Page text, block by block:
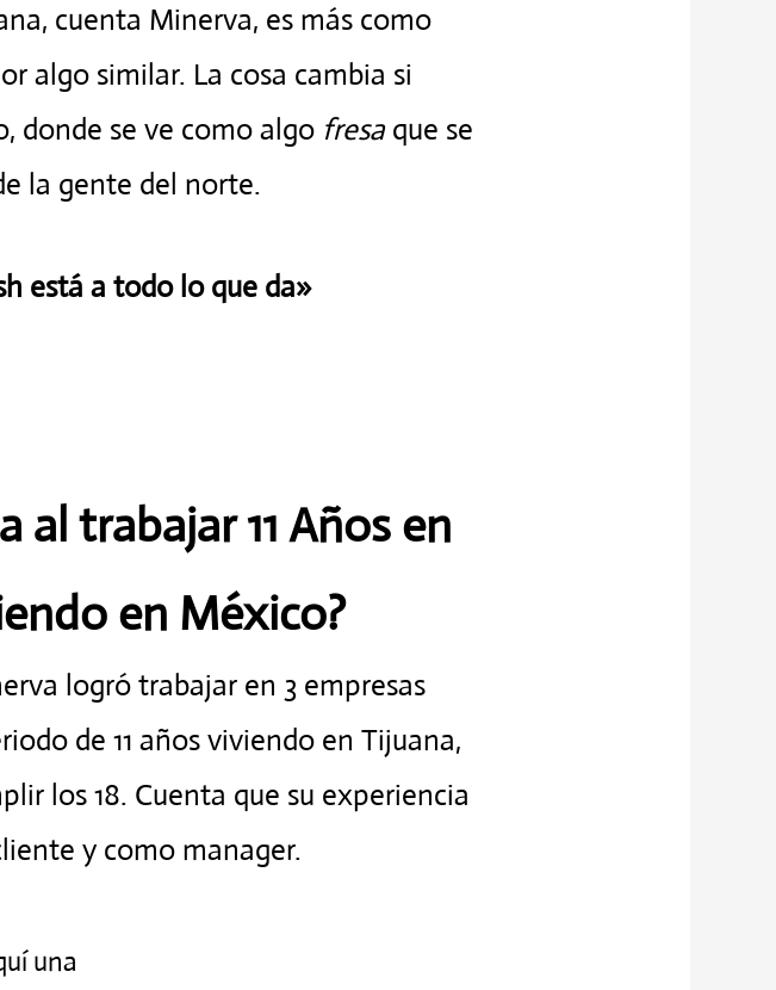
cuenta Minerva, es más como
algo similar. La cosa cambia si
donde se ve como algo fresa que se
la gente del norte.
está a todo lo que da»
al trabajar 11 Años en
en México?
logró trabajar en 3 empresas
de 11 años viviendo en Tijuana,
los 18. Cuenta que su experiencia
y como manager.
una